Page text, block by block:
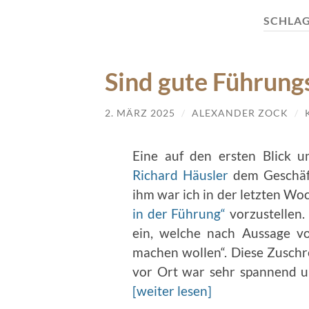
Sind gute
2. MÄRZ 2025 / ALEXANDER ZOCK /
Eine auf den ersten Blick
Richard Häusler dem
ihm war ich in der letzten
in der Führung“
ein, welche nach Aussage
machen wollen“. Diese
vor Ort war sehr spannend
[weiter lesen]